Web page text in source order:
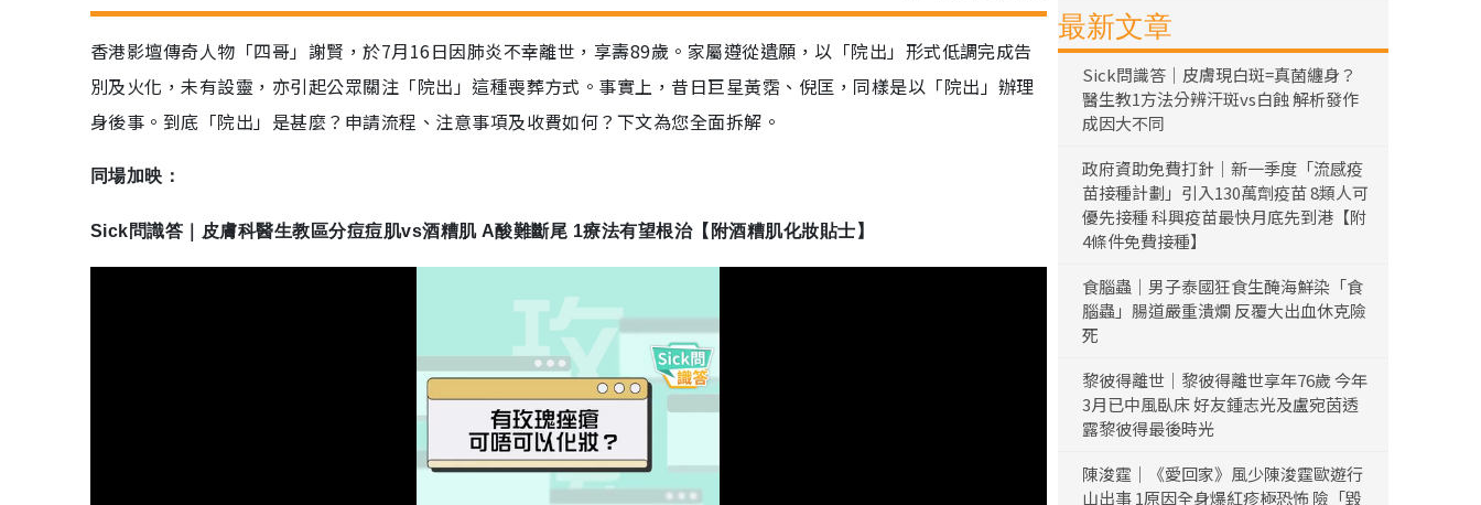
香港影壇傳奇人物「四哥」謝賢，於7月16日因肺炎不幸離世，享壽89歲。家屬遵從遺願，以「院出」形式低調完成告
別及火化，未有設靈，亦引起公眾關注「院出」這種喪葬方式。事實上，昔日巨星黃霑、倪匡，同樣是以「院出」辦理
身後事。到底「院出」是甚麼？申請流程、注意事項及收費如何？下文為您全面拆解。
同場加映：
Sick問識答｜皮膚科醫生教區分痘痘肌vs酒糟肌 A酸難斷尾 1療法有望根治【附酒糟肌化妝貼士】
最新文章
Sick問識答｜皮膚現白斑=真菌纏身？
醫生教1方法分辨汗斑vs白蝕 解析發作
成因大不同
政府資助免費打針｜新一季度「流感疫
苗接種計劃」引入130萬劑疫苗 8類人可
優先接種 科興疫苗最快月底先到港【附
4條件免費接種】
食腦蟲｜男子泰國狂食生醃海鮮染「食
腦蟲」腸道嚴重潰爛 反覆大出血休克險
死
黎彼得離世｜黎彼得離世享年76歲 今年
3月已中風臥床 好友鍾志光及盧宛茵透
露黎彼得最後時光
陳浚霆｜《愛回家》風少陳浚霆歐遊行
山出事 1原因全身爆紅疹極恐怖 險「毀